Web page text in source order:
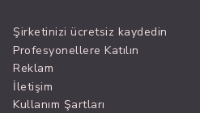
Şirketinizi ücretsiz kaydedin
Profesyonellere Katılın
Reklam
İletişim
Kullanım Şartları